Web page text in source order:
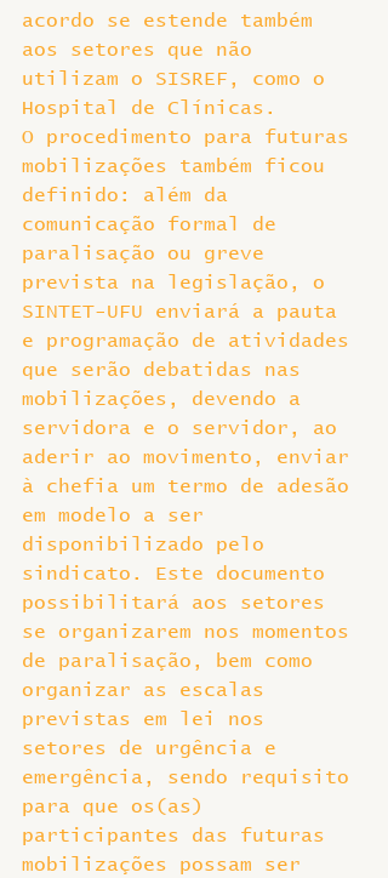
acordo se estende também
aos setores que não
utilizam o SISREF, como o
Hospital de Clínicas.
O procedimento para futuras
mobilizações também ficou
definido: além da
comunicação formal de
paralisação ou greve
prevista na legislação, o
SINTET-UFU enviará a pauta
e programação de atividades
que serão debatidas nas
mobilizações, devendo a
servidora e o servidor, ao
aderir ao movimento, enviar
à chefia um termo de adesão
em modelo a ser
disponibilizado pelo
sindicato. Este documento
possibilitará aos setores
se organizarem nos momentos
de paralisação, bem como
organizar as escalas
previstas em lei nos
setores de urgência e
emergência, sendo requisito
para que os(as)
participantes das futuras
mobilizações possam ser